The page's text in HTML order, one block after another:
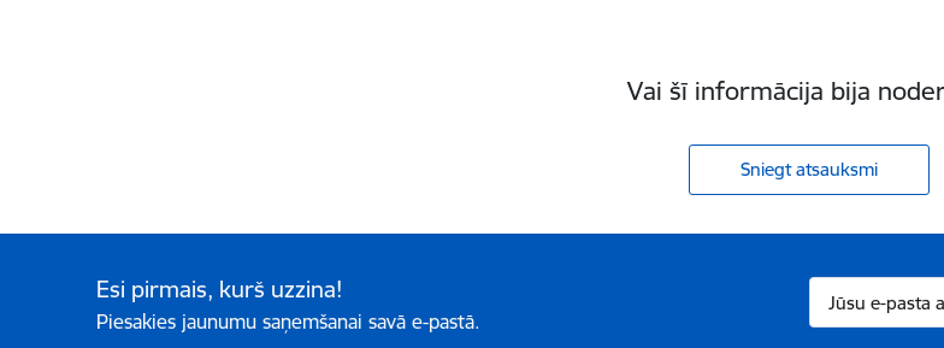
Vai šī informācija bija
Sniegt atsauksmi
Esi pirmais, kurš uzzina!
Piesakies jaunumu saņemšanai savā e-pastā.